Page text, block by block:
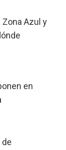
Azul y
en